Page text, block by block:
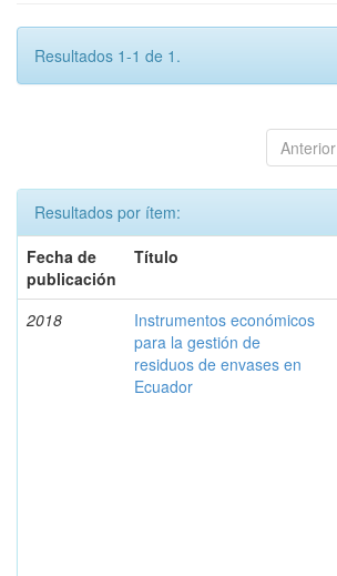
Resultados 1-1 de 1.
Anterior
Resultados por ítem:
Fecha de
publicación
Título
2018
Instrumentos económicos
para la gestión de
residuos de envases en
Ecuador